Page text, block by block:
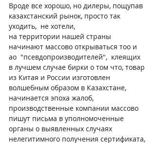
Вроде все хорошо, но дилеры, пощупав
казахстанский рынок, просто так
уходить,  не хотели,
на территории нашей страны
начинают массово открываться тоо и
ао  "псевдопроизводителей",  клеящих
в лучшем случае бирки о том что, товар
из Китая и России изготовлен
волшебным образом в Казахстане,
начинается эпоха жалоб,
производственные компании массово
пишут письма в уполномоченные
органы о выявленных случаях
нелегитимного получения сертификата,